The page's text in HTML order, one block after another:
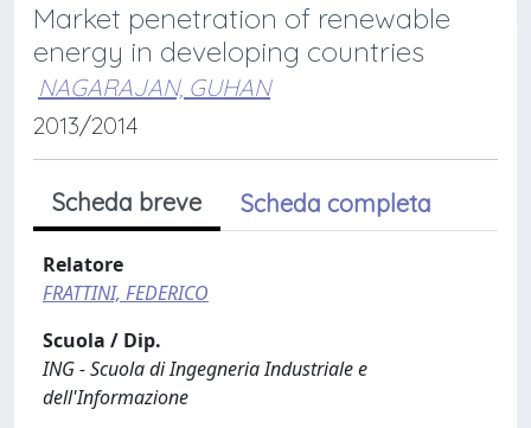
Market penetration of renewable
energy in developing countries
NAGARAJAN, GUHAN
2013/2014
Scheda breve Scheda completa
Relatore
FRATTINI, FEDERICO
Scuola / Dip.
ING - Scuola di Ingegneria Industriale e
dell'Informazione